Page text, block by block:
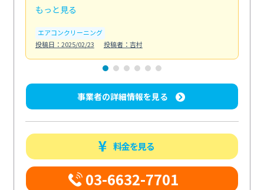
もっと見る
エアコンクリーニング
投稿日：2025/02/23
投稿者：吉村
事業者の詳細情報を見る
料金を見る
03-6632-7701